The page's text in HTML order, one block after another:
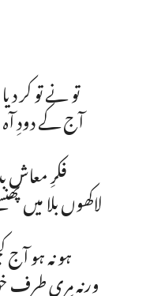
تو نے تو کر
آج کے دودِ
فکرِ معاش
لاکھوں بلا میں
ہو نہ ہو آج
ورنہ مِری طرف